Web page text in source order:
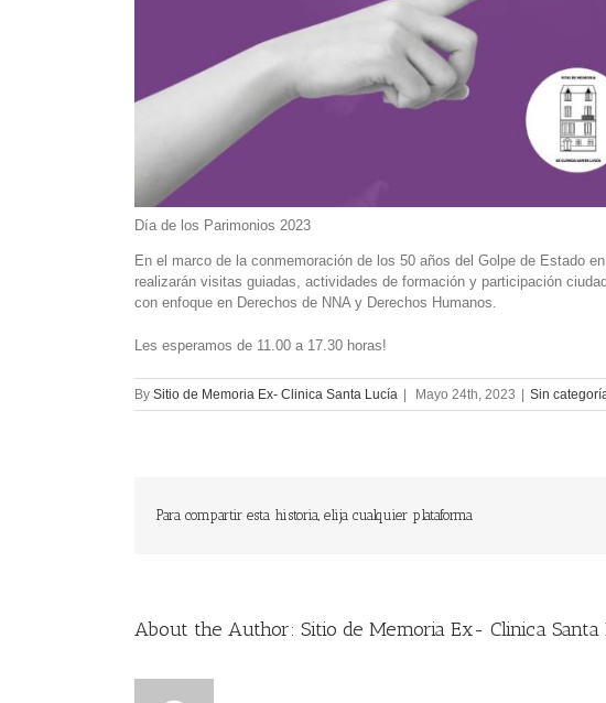
Día de los Parimonios 2023
En el marco de la conmemoración de los 50 años del Golpe de Estado
realizarán visitas guiadas, actividades de formación y participación
con enfoque en Derechos de NNA y Derechos Humanos.
Les esperamos de 11.00 a 17.30 horas!
By Sitio de Memoria Ex- Clinica Santa Lucía | Mayo 24th, 2023 | Sin
Para compartir esta historia, elija cualquier plataforma
About the Author: Sitio de Memoria Ex- Clinica Santa